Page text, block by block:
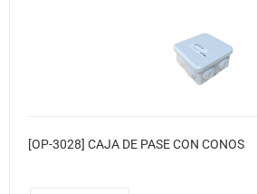
[OP-3028] CAJA DE PASE CON CONOS